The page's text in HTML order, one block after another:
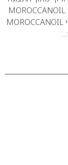
של ZAC POSEN -עיצוב שיער עם סדרת מוצרי MOROCCANOIL
המוצרים ששימשו ליצירת המראה מסדרת מוצרי MOROCCANOIL